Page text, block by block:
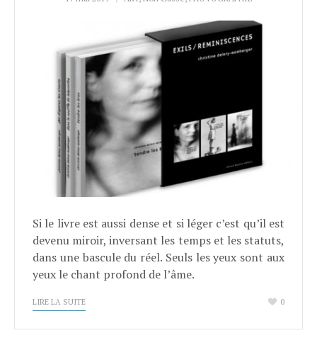
Si le livre est aussi dense et si léger c’est qu’il est
devenu miroir, inversant les temps et les statuts,
dans une bascule du réel. Seuls les yeux sont aux
yeux le chant profond de l’âme.
LIRE LA SUITE 0